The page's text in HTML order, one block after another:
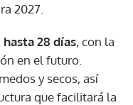
2027.
28 días, con la
en el futuro.
y secos, así
que facilitará la